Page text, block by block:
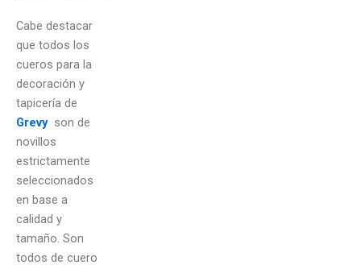
Cabe destacar
que todos los
cueros para la
decoración y
tapicería de
Grevyson de
novillos
estrictamente
seleccionados
en base a
calidad y
tamaño. Son
todos de cuero